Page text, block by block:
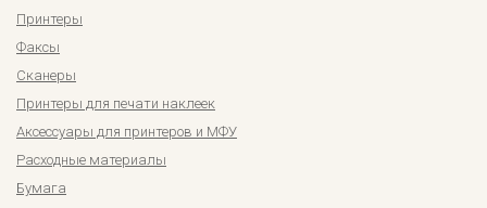
Принтеры
Факсы
Сканеры
Принтеры для печати наклеек
Аксессуары для принтеров и МФУ
Расходные материалы
Бумага